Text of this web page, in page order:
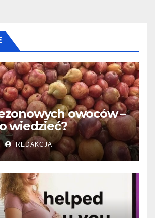
owoców –
wiedzieć?
REDAKCJA